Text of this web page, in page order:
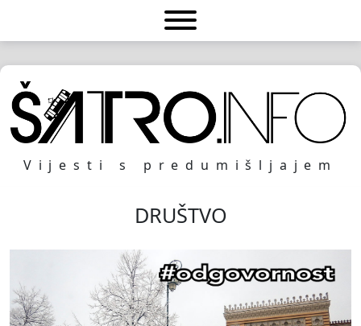
Vijesti s predumišljajem
DRUŠTVO